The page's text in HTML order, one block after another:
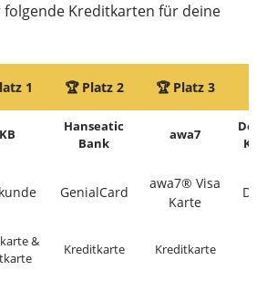
Kreditkarten für deine
1 🏆 Platz 2 🏆 Platz 3
Hanseatic
Bank
awa7
GenialCard
awa7® Visa
Karte
&
Kreditkarte Kreditkarte